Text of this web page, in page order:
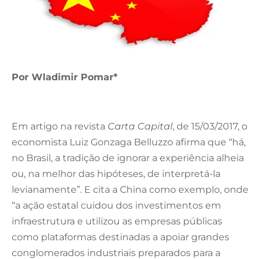
Por Wladimir Pomar*
Em artigo na revista Carta Capital, de 15/03/2017, o
economista Luiz Gonzaga Belluzzo afirma que “há,
no Brasil, a tradição de ignorar a experiência alheia
ou, na melhor das hipóteses, de interpretá-la
levianamente”. E cita a China como exemplo, onde
“a ação estatal cuidou dos investimentos em
infraestrutura e utilizou as empresas públicas
como plataformas destinadas a apoiar grandes
conglomerados industriais preparados para a